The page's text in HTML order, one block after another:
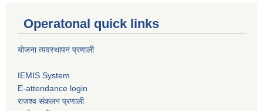
Operatonal quick links
याेजना व्यवस्थापन प्रणाली
IEMIS System
E-attendance login
राजश्व संकलन प्रणाली